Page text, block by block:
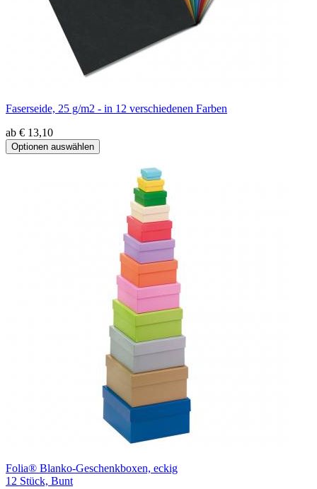
Faserseide, 25 g/m2 - in 12 verschiedenen Farben
ab € 13,10
Folia® Blanko-Geschenkboxen, eckig
12 Stück, Bunt